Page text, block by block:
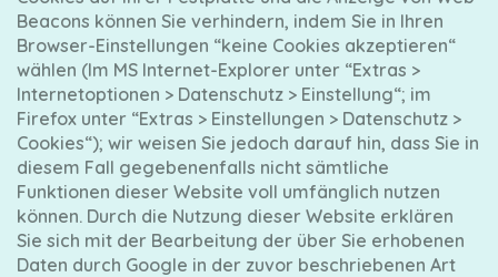
Beacons können Sie verhindern, indem Sie in Ihren
Browser-Einstellungen “keine Cookies akzeptieren“
wählen (Im MS Internet-Explorer unter “Extras >
Internetoptionen > Datenschutz > Einstellung“; im
Firefox unter “Extras > Einstellungen > Datenschutz >
Cookies“); wir weisen Sie jedoch darauf hin, dass Sie in
diesem Fall gegebenenfalls nicht sämtliche
Funktionen dieser Website voll umfänglich nutzen
können. Durch die Nutzung dieser Website erklären
Sie sich mit der Bearbeitung der über Sie erhobenen
Daten durch Google in der zuvor beschriebenen Art